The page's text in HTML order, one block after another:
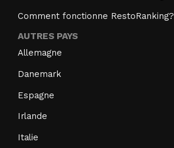
Comment fonctionne RestoRanking?
AUTRES PAYS
Allemagne
Danemark
Espagne
Irlande
Italie